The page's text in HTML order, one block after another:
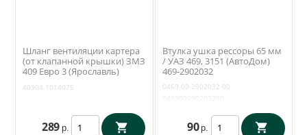
Шланг вентиляции картера
(от клапанной крышки) ЗМЗ
409 Евро 3 (Ярославль)
40904.1014075
289 р.
Втулка ушка рессоры 65 мм
/ УАЗ 469, 3151 (АвтоДом)
469-2902032
0469-00-2902032-00
90 р.